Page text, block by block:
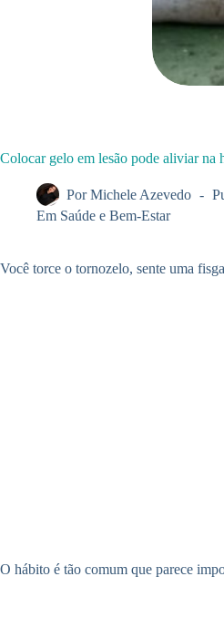
Colocar gelo em lesão pode aliviar na
Por Michele Azevedo
Em Saúde e Bem-Estar
Você torce o tornozelo, sente uma
O hábito é tão comum que parece